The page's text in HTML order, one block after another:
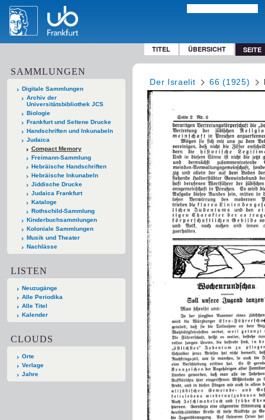
TITEL ÜBERSICHT SEITE
SAMMLUNGEN
Digitale Sammlungen
Archiv der
Universitätsbibliothek JCS
Biologie
Frankfurt und Seltene Drucke
Handschriften und Inkunabeln
Judaica
Compact Memory
Freimann-Sammlung
Hebräische Handschriften
Hebräische Inkunabeln
Jiddische Drucke
Judaica Frankfurt
Kataloge
Rothschild-Sammlung
Kinderbuchsammlungen
Koloniale Sammlungen
Musik und Theater
Nachlässe
LISTEN
Neuzugänge
Alle Periodika
Alle Titel
Kalender
CLOUDS
Orte
Verlage
Jahre
Der Israelit 66 (1925)